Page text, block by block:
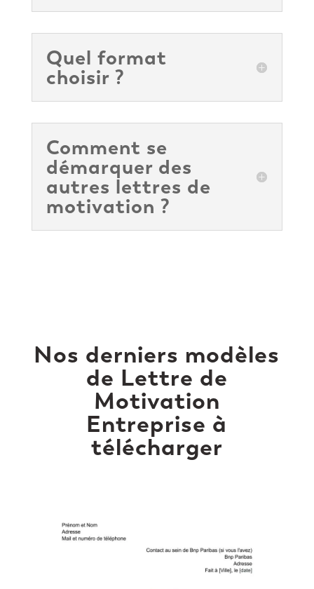
Quel format
choisir ?
Comment se
démarquer des
autres lettres de
motivation ?
Nos derniers modèles
de Lettre de
Motivation
Entreprise à
télécharger